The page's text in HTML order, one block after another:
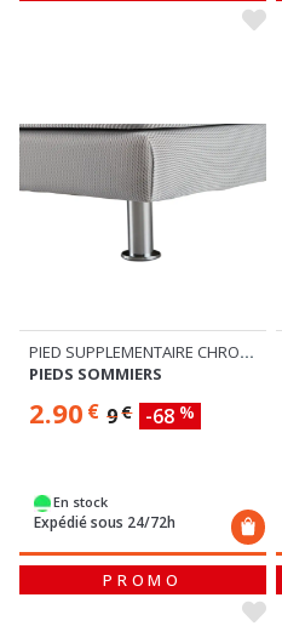
PIED SUPPLEMENTAIRE CHROMÉ POUR SOMMIER 140 ET 160
PIEDS SOMMIERS
2.90 € 9€ -68 %
En stock
Expédié sous 24/72h
PROMO